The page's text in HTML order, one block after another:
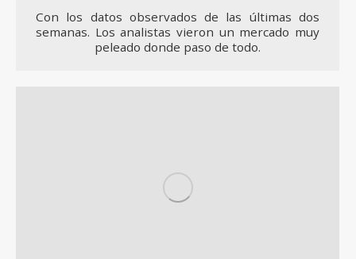
Con los datos observados de las últimas dos
semanas. Los analistas vieron un mercado muy
peleado donde paso de todo.